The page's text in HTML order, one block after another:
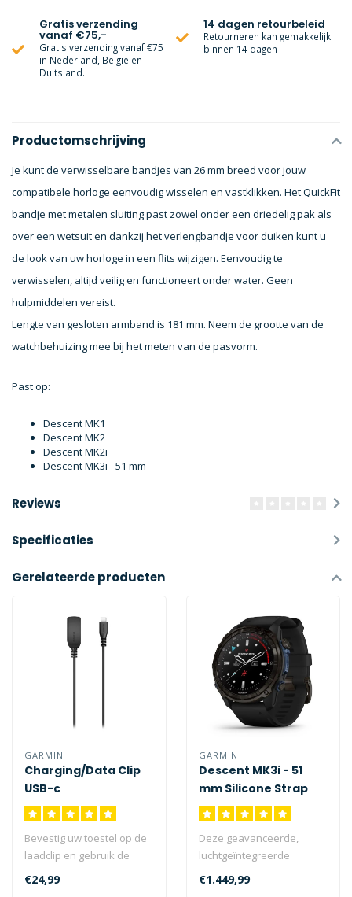
Gratis verzending
vanaf €75,-
Gratis verzending vanaf €75
in Nederland, België en
Duitsland.
14 dagen retourbeleid
Retourneren kan gemakkelijk
binnen 14 dagen
Productomschrijving
Je kunt de verwisselbare bandjes van 26 mm breed voor jouw
compatibele horloge eenvoudig wisselen en vastklikken. Het QuickFit
bandje met metalen sluiting past zowel onder een driedelig pak als
over een wetsuit en dankzij het verlengbandje voor duiken kunt u
de look van uw horloge in een flits wijzigen. Eenvoudig te
verwisselen, altijd veilig en functioneert onder water. Geen
hulpmiddelen vereist.
Lengte van gesloten armband is 181 mm. Neem de grootte van de
watchbehuizing mee bij het meten van de pasvorm.
Past op:
Descent MK1
Descent MK2
Descent MK2i
Descent MK3i - 51 mm
Reviews
Specificaties
Gerelateerde producten
GARMIN
Charging/Data Clip
USB-c
Bevestig uw toestel op de
laadclip en gebruik de
USB-c kabel om deze op
uw comp..
€24,99
GARMIN
Descent MK3i - 51
mm Silicone Strap
Deze geavanceerde,
luchtgeïntegreerde
duikcomputer en
smartwatch met
€1.449,99